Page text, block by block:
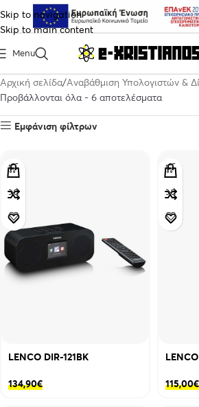
Skip to navigation
Skip to main content
Menu
Αρχική σελίδα Αναβάθμιση Υπολογιστών &
Προβάλλονται όλα - 6 αποτελέσματα
Εμφάνιση φίλτρων
LENCO DIR-121BK
134,90€ 115,00€